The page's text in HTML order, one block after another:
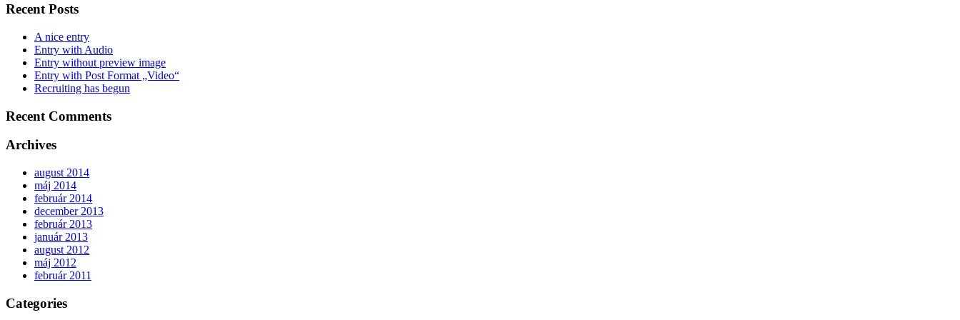
Recent Posts
A nice entry
Entry with Audio
Entry without preview image
Entry with Post Format „Video“
Recruiting has begun
Recent Comments
Archives
august 2014
máj 2014
február 2014
december 2013
február 2013
január 2013
august 2012
máj 2012
február 2011
Categories